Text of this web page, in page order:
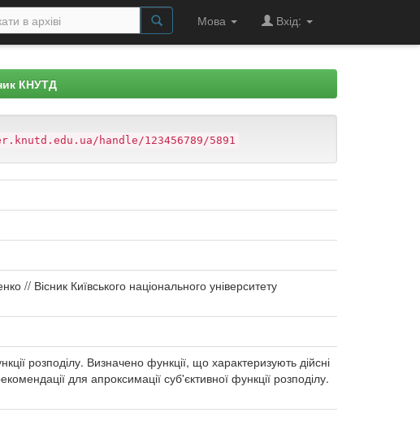
Мова Вхід:
КНУТД
handle/123456789/5891
// Вісник Київського національного університету
розподілу. Визначено функції, що характеризують дійсні
для апроксимації суб'єктивної функції розподілу.